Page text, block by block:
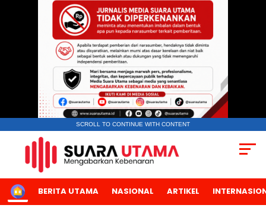
SCROLL TO CONTINUE WITH CONTENT
HOMEBERITA UTAMA NASIONAL ARTIKEL